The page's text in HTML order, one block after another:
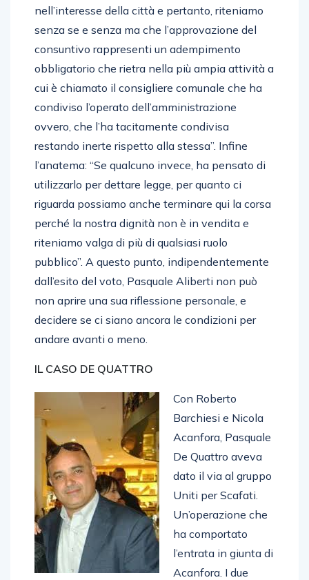
nell’interesse della città e pertanto, riteniamo
senza se e senza ma che l’approvazione del
consuntivo rappresenti un adempimento
obbligatorio che rietra nella più ampia attività a
cui è chiamato il consigliere comunale che ha
condiviso l’operato dell’amministrazione
ovvero, che l’ha tacitamente condivisa
restando inerte rispetto alla stessa”. Infine
l’anatema: “Se qualcuno invece, ha pensato di
utilizzarlo per dettare legge, per quanto ci
riguarda possiamo anche terminare qui la corsa
perché la nostra dignità non è in vendita e
riteniamo valga di più di qualsiasi ruolo
pubblico”. A questo punto, indipendentemente
dall’esito del voto, Pasquale Aliberti non può
non aprire una sua riflessione personale, e
decidere se ci siano ancora le condizioni per
andare avanti o meno.
IL CASO DE QUATTRO
Con Roberto
Barchiesi e Nicola
Acanfora, Pasquale
De Quattro aveva
dato il via al gruppo
Uniti per Scafati.
Un’operazione che
ha comportato
l’entrata in giunta di
Acanfora. I due